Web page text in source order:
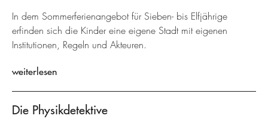
In dem Sommerferienangebot für Sieben- bis Elfjährige
erfinden sich die Kinder eine eigene Stadt mit eigenen
Institutionen, Regeln und Akteuren.
weiterlesen
Die Physikdetektive